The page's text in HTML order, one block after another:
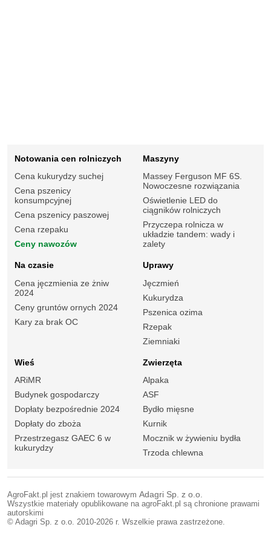
Notowania cen rolniczych
Cena kukurydzy suchej
Cena pszenicy
konsumpcyjnej
Cena pszenicy paszowej
Cena rzepaku
Ceny nawozów
Maszyny
Massey Ferguson MF 6S.
Nowoczesne rozwiązania
Oświetlenie LED do
ciągników rolniczych
Przyczepa rolnicza w
układzie tandem: wady i
zalety
Na czasie
Cena jęczmienia ze żniw
2024
Ceny gruntów ornych 2024
Kary za brak OC
Uprawy
Jęczmień
Kukurydza
Pszenica ozima
Rzepak
Ziemniaki
Wieś
ARiMR
Budynek gospodarczy
Dopłaty bezpośrednie 2024
Dopłaty do zboża
Przestrzegasz GAEC 6 w
kukurydzy
Zwierzęta
Alpaka
ASF
Bydło mięsne
Kurnik
Mocznik w żywieniu bydła
Trzoda chlewna
AgroFakt.pl jest znakiem towarowym Adagri Sp. z o.o.
Wszystkie materiały opublikowane na agroFakt.pl są chronione prawami
autorskimi
© Adagri Sp. z o.o. 2010-2026 r. Wszelkie prawa zastrzeżone.